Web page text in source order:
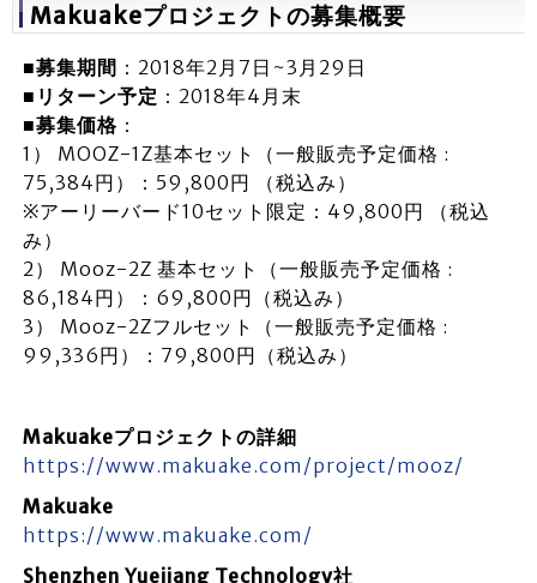
Makuakeプロジェクトの募集概要
■募集期間 ：2018年2月7日~3月29日
■リターン予定 ：2018年4月末
■募集価格：
1） MOOZ-1Z基本セット（一般販売予定価格 :
75,384円）：59,800円 （税込み）
※アーリーバード10セット限定：49,800円 （税込
み）
2） Mooz-2Z 基本セット（一般販売予定価格 :
86,184円）：69,800円（税込み）
3） Mooz-2Zフルセット（一般販売予定価格 :
99,336円）：79,800円（税込み）
Makuakeプロジェクトの詳細
https://www.makuake.com/project/mooz/
Makuake
https://www.makuake.com/
Shenzhen Yuejiang Technology社